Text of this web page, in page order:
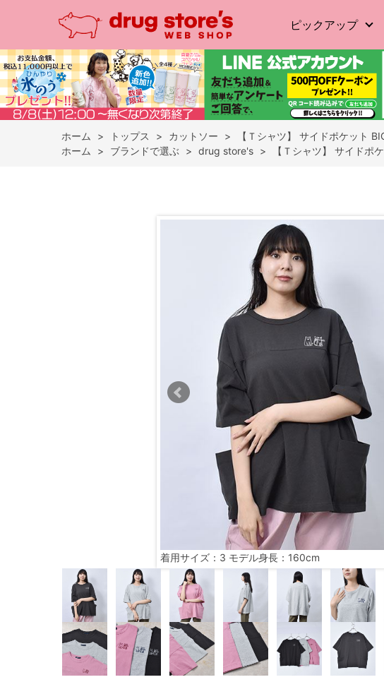
ピックアップ
ホーム > トップス > カットソー >
【Ｔシャツ】 サイドポケット
ホーム
> ブランドで選ぶ > drug store's > 【Ｔシャツ】 サイドポ
着用サイズ：3 モデル身長：160cm